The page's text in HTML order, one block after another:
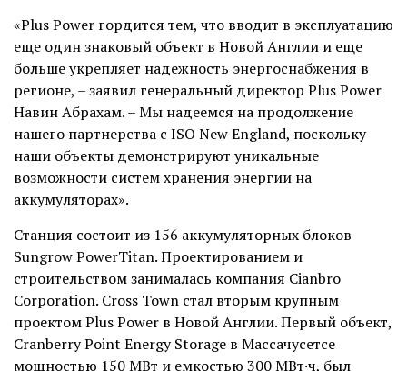
«Plus Power гордится тем, что вводит в эксплуатацию
еще один знаковый объект в Новой Англии и еще
больше укрепляет надежность энергоснабжения в
регионе, – заявил генеральный директор Plus Power
Навин Абрахам. – Мы надеемся на продолжение
нашего партнерства с ISO New England, поскольку
наши объекты демонстрируют уникальные
возможности систем хранения энергии на
аккумуляторах».
Станция состоит из 156 аккумуляторных блоков
Sungrow PowerTitan. Проектированием и
строительством занималась компания Cianbro
Corporation. Cross Town стал вторым крупным
проектом Plus Power в Новой Англии. Первый объект,
Cranberry Point Energy Storage в Массачусетсе
мощностью 150 МВт и емкостью 300 МВт·ч, был